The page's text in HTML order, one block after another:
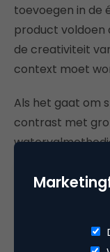
toevoegen in de
product voldoen
de creativiteit
context moet
Als het gaat om
contrast met
startups vaak
disrupten. Maar
hangt ook af